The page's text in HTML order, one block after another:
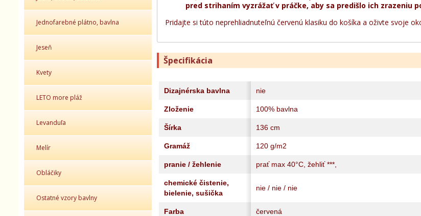
Jednofarebné plátno, bavlna
Jeseň
Kvety
LETO more pláž
Levanduľa
Melír
Obláčiky
Ostatné vzory bavlny
pred strihaním vyzrážať v práčke, aby sa predišlo ich zrazeniu
Pridajte si túto neprehliadnuteľnú červenú klasiku do košíka a oživte svoje
Špecifikácia
Dizajnérska bavlna nie
Zloženie 100% bavlna
Šírka 136 cm
Gramáž 120 g/m2
pranie / žehlenie prať max 40°C, žehliť ***,
chemické čistenie,
bielenie, sušička
nie / nie / nie
Farba červená